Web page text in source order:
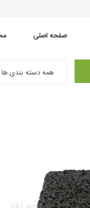
صفحه اصلی